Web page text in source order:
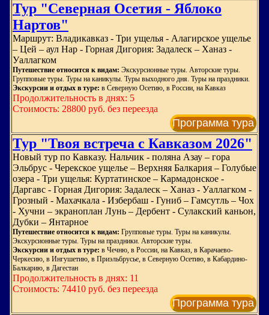
Тур "Северная Осетия - Яблоко
Нартов"
Маршрут: Владикавказ - Три ущелья - Алагирское ущелье
– Цей – аул Нар - Горная Дигория: Задалеск – Ханаз -
Уаллагком
Путешествие относится к видам: Экскурсионные туры. Авторские туры.
Групповые туры. Туры на каникулы. Туры выходного дня. Туры на праздники.
Экскурсии и отдых в туре: в Северную Осетию, в России, на Кавказ
Продолжительность в днях: 5
Стоимость: 28800 руб. без переезда
Программа тура
Тур "Твоя встреча с Кавказом 2026"
Новый тур по Кавказу. Нальчик - поляна Азау – гора
Эльбрус - Черекское ущелье – Верхняя Балкария – Голубые
озера - Три ущелья: Куртатинское – Кармадонское -
Даргавс - Горная Дигория: Задалеск – Ханаз - Уаллагком -
Грозный - Махачкала - Избербаш - Гуниб – Гамсутль – Чох
- Хучни – экраноплан Лунь – Дербент - Сулакский каньон,
Дубки – Янтарное
Путешествие относится к видам: Групповые туры. Туры на каникулы.
Экскурсионные туры. Туры на праздники. Авторские туры.
Экскурсии и отдых в туре: в Чечню, в России, на Кавказ, в Карачаево-
Черкесию, в Ингушетию, в Приэльбрусье, в Северную Осетию, в Кабардино-
Балкарию, в Дагестан
Продолжительность в днях: 11
Стоимость: 74410 руб. без переезда
Программа тура